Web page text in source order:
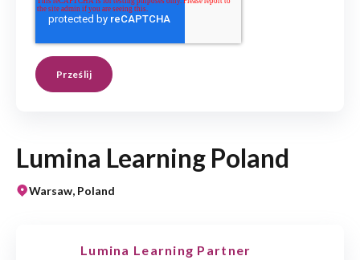
Lumina Learning Poland
Warsaw, Poland
Lumina Learning Partner